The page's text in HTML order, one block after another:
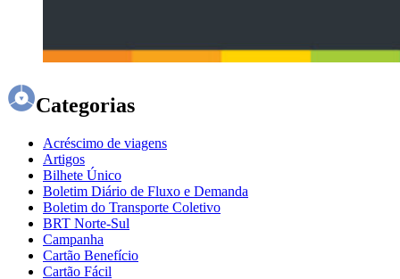
Categorias
Acréscimo de viagens
Artigos
Bilhete Único
Boletim Diário de Fluxo e Demanda
Boletim do Transporte Coletivo
BRT Norte-Sul
Campanha
Cartão Benefício
Cartão Fácil